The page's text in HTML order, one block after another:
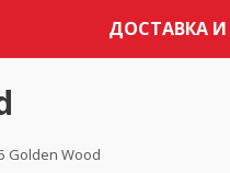
ДОСТАВКА
Golden Wood